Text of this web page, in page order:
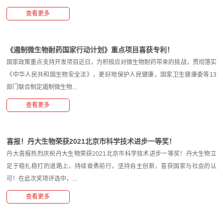
查看更多
《遏制微生物耐药国家行动计划》重点项目喜获专利！
国家政策重点支持开发项目近日，为积极应对微生物耐药带来的挑战，贯彻落实
《中华人民共和国生物安全法》，更好地保护人民健康，国家卫生健康委等13
部门联合制定遏制微生物...
查看更多
喜报！丹大生物荣获2021北京市科学技术进步一等奖！
丹大喜报热烈庆祝丹大生物荣获2021北京市科学技术进步一等奖！丹大生物立
足于稳扎稳打的道路上，持续奋勇前行，坚持自主创新，喜获国家与社会的认
可！在此次奖项评选中，...
查看更多